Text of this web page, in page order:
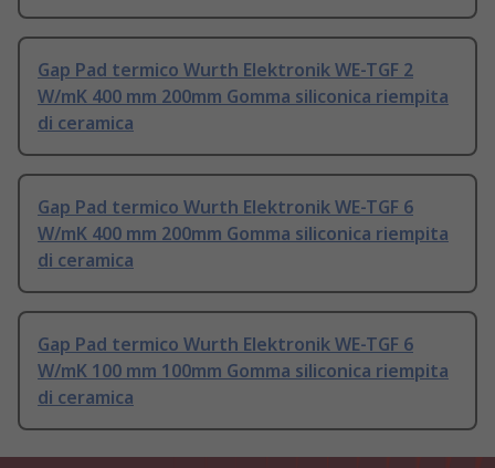
Gap Pad termico Wurth Elektronik WE-TGF 2
W/mK 400 mm 200mm Gomma siliconica riempita
di ceramica
Gap Pad termico Wurth Elektronik WE-TGF 6
W/mK 400 mm 200mm Gomma siliconica riempita
di ceramica
Gap Pad termico Wurth Elektronik WE-TGF 6
W/mK 100 mm 100mm Gomma siliconica riempita
di ceramica